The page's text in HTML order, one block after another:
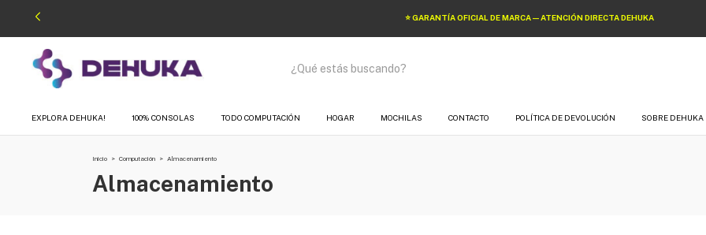
⭐ GARANTÍA OFICIAL DE MARCA — ATENCIÓN DIRECTA DEHUKA
EXPLORA DEHUKA! 100% CONSOLAS TODO COMPUTACIÓN HOGAR MOCHILAS CONTACTO POLÍTICA DE DEVOLUCIÓN SOBRE DEHUKA
Inicio > Computación > Almacenamiento
Almacenamiento